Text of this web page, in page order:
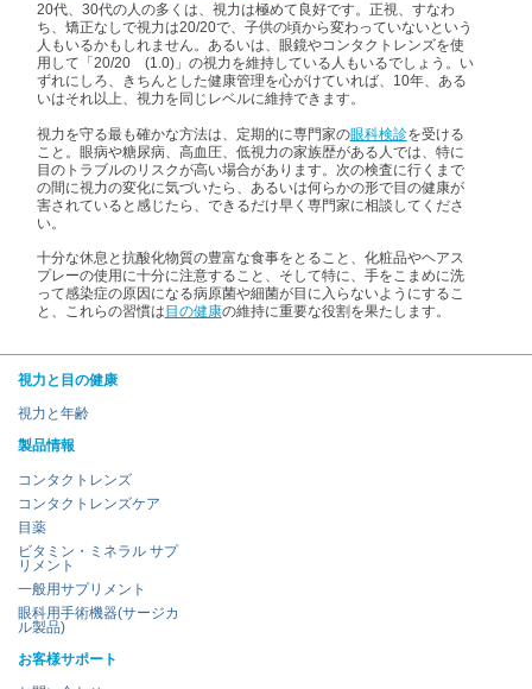
20代、30代の人の多くは、視力は極めて良好です。正視、すなわ
ち、矯正なしで視力は20/20で、子供の頃から変わっていないという
人もいるかもしれません。あるいは、眼鏡やコンタクトレンズを使
用して「20/20 (1.0)」の視力を維持している人もいるでしょう。い
ずれにしろ、きちんとした健康管理を心がけていれば、10年、ある
いはそれ以上、視力を同じレベルに維持できます。
視力を守る最も確かな方法は、定期的に専門家の眼科検診を受ける
こと。眼病や糖尿病、高血圧、低視力の家族歴がある人では、特に
目のトラブルのリスクが高い場合があります。次の検査に行くまで
の間に視力の変化に気づいたら、あるいは何らかの形で目の健康が
害されていると感じたら、できるだけ早く専門家に相談してくださ
い。
十分な休息と抗酸化物質の豊富な食事をとること、化粧品やヘアス
プレーの使用に十分に注意すること、そして特に、手をこまめに洗
って感染症の原因になる病原菌や細菌が目に入らないようにするこ
と、これらの習慣は目の健康の維持に重要な役割を果たします。
視力と目の健康
視力と年齢
製品情報
コンタクトレンズ
コンタクトレンズケア
目薬
ビタミン・ミネラル サプ
リメント
一般用サプリメント
眼科用手術機器(サージカ
ル製品)
お客様サポート